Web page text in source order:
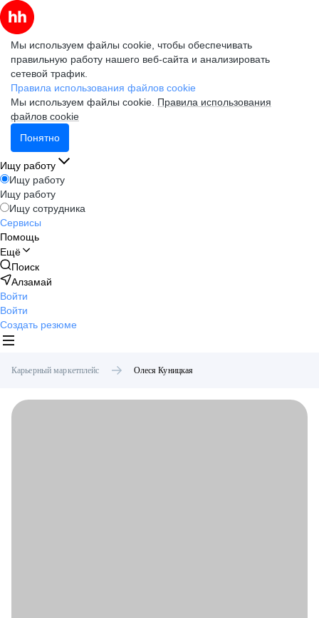
Мы используем файлы cookie, чтобы обеспечивать
правильную работу нашего веб-сайта и анализировать
сетевой трафик.
Правила использования файлов cookie
Мы используем файлы cookie. Правила использования
файлов cookie
Понятно
Ищу работу
Ищу работу
Ищу работу
Ищу сотрудника
Сервисы
Помощь
Ещё
Поиск
Алзамай
Войти
Войти
Создать резюме
Карьерный маркетплейс Олеся Куницкая